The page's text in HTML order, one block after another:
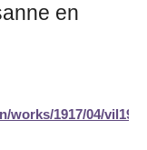
en
1917/04/